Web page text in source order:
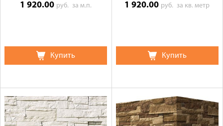
1 920.00 руб.за м.п.
Купить
1 920.00 руб.за кв. метр
Купить